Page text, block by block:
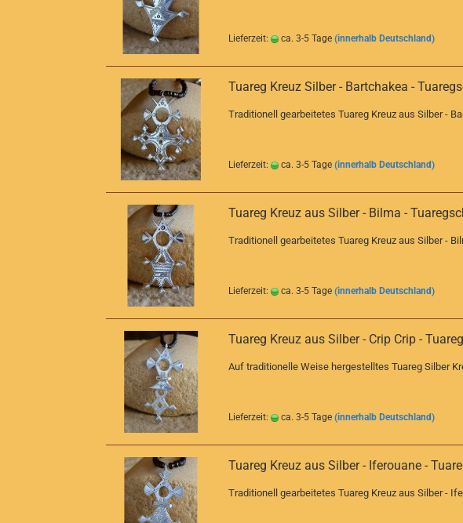
Lieferzeit: ca. 3-5 Tage (innerhalb Deutschland)
Tuareg Kreuz Silber - Bartchakea -
Traditionell gearbeitetes Tuareg Kreuz aus Silber -
Lieferzeit: ca. 3-5 Tage (innerhalb Deutschland)
Tuareg Kreuz aus Silber - Bilma -
Traditionell gearbeitetes Tuareg Kreuz aus Silber -
Lieferzeit: ca. 3-5 Tage (innerhalb Deutschland)
Tuareg Kreuz aus Silber - Crip Crip -
Auf traditionelle Weise hergestelltes Tuareg Silber
Lieferzeit: ca. 3-5 Tage (innerhalb Deutschland)
Tuareg Kreuz aus Silber - Iferouane -
Traditionell gearbeitetes Tuareg Kreuz aus Silber -